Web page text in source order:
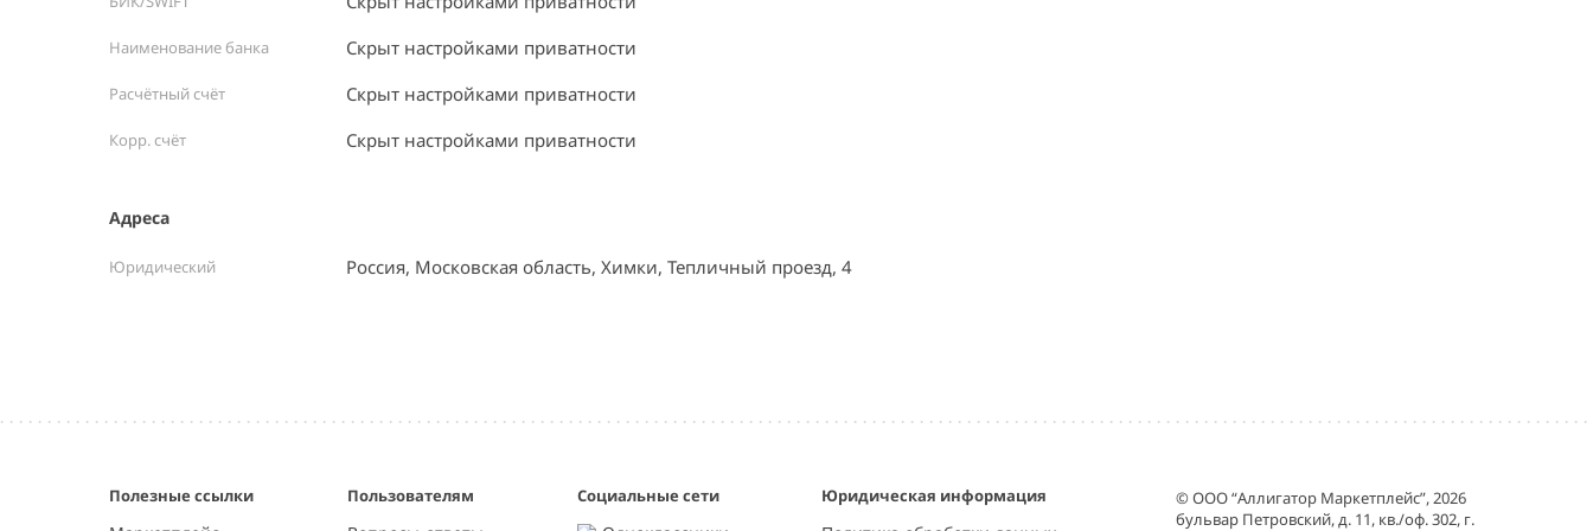
Наименование банка Скрыт настройками приватности
Расчётный счёт Скрыт настройками приватности
Корр. счёт Скрыт настройками приватности
Адреса
Юридический Россия, Московская область, Химки, Тепличный проезд, 4
Полезные ссылки Пользователям Социальные сети Юридическая информация
© ООО “Аллигатор Маркетплейс”, 2026
бульвар Петровский, д. 11, кв./оф. 302, г.